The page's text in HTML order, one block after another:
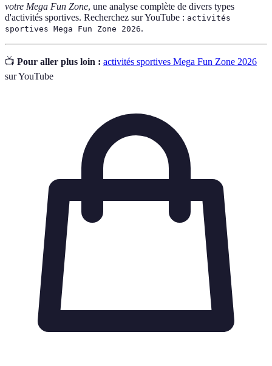
votre Mega Fun Zone, une analyse complète de divers types
d'activités sportives. Recherchez sur YouTube : activités
sportives Mega Fun Zone 2026.
📺 Pour aller plus loin : activités sportives Mega Fun Zone 2026
sur YouTube